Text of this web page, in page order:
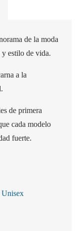
de la moda
estilo de vida.
a la
de primera
cada modelo
fuerte.
Unisex